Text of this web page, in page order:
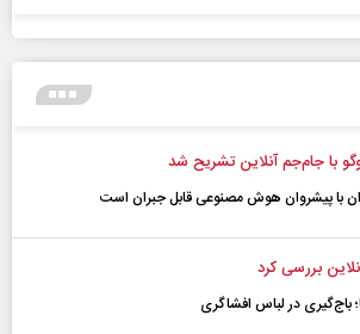
با جام‌جم آنلاین تشریح شد
با پیشرو‌ان هوش مصنوعی قابل جبران است
بررسی کرد
باج‌گیری در لباس افشاگری